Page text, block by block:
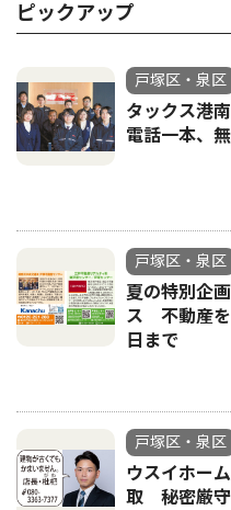
ピックアップ
戸塚区・泉区
タックス港
電話一本、
戸塚区・泉区
夏の特別企
ス 不動産
日まで
戸塚区・泉区
ウスイホー
取 秘密厳守